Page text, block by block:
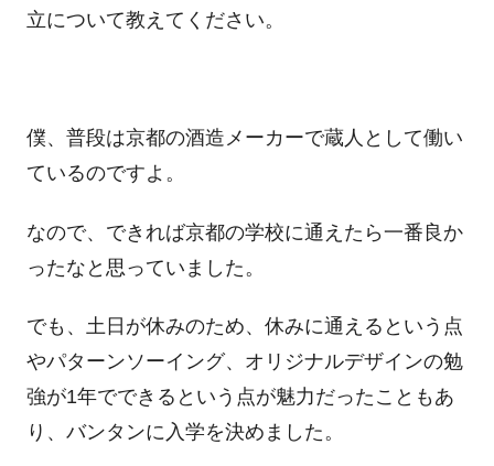
立について教えてください。
僕、普段は京都の酒造メーカーで蔵人として働い
ているのですよ。
なので、できれば京都の学校に通えたら一番良か
ったなと思っていました。
でも、土日が休みのため、休みに通えるという点
やパターンソーイング、オリジナルデザインの勉
強が1年でできるという点が魅力だったこともあ
り、バンタンに入学を決めました。